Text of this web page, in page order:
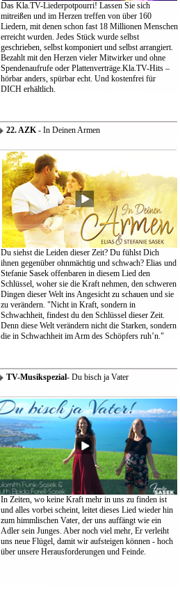
Das Kla.TV-Liederpotpourri! Lassen Sie sich
mitreißen und im Herzen treffen von über 160
Liedern, mit denen schon fast 18 Millionen Menschen
erreicht wurden. Jedes Stück wurde selbst
geschrieben, selbst komponiert und selbst arrangiert.
Bezahlt mit den Herzen vieler Mitwirker und ohne
Spendenaufrufe oder Plattenverträge.Kla.TV-Hits –
hörbar anders, spürbar echt. Und kostenfrei für
DICH erhältlich.
22. AZK- In Deinen Armen
Du siehst die Leiden dieser Zeit? Du fühlst Dich
ihnen gegenüber ohnmächtig und schwach? Elias und
Stefanie Sasek offenbaren in diesem Lied den
Schlüssel, woher sie die Kraft nehmen, den schweren
Dingen dieser Welt ins Angesicht zu schauen und sie
zu verändern. "Nicht in Kraft, sondern in
Schwachheit, findest du den Schlüssel dieser Zeit.
Denn diese Welt verändern nicht die Starken, sondern
die in Schwachheit im Arm des Schöpfers ruh’n."
TV-Musikspezial- Du bisch ja Vater
In Zeiten, wo keine Kraft mehr in uns zu finden ist
und alles vorbei scheint, leitet dieses Lied wieder hin
zum himmlischen Vater, der uns auffängt wie ein
Adler sein Junges. Aber noch viel mehr, Er verleiht
uns neue Flügel, damit wir aufsteigen können - hoch
über unsere Herausforderungen und Feinde.